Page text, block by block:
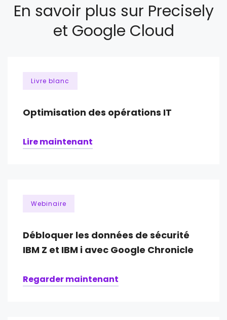
En savoir plus sur Precisely
et Google Cloud
Livre blanc
Optimisation des opérations IT
Lire maintenant
Webinaire
Débloquer les données de sécurité
IBM Z et IBM i avec Google Chronicle
Regarder maintenant